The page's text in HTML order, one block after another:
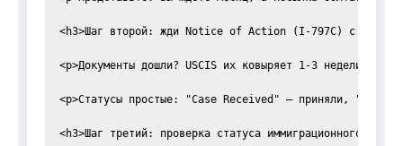
<h3>Шаг второй: жди Notice of Action (I-797C) с receipt
<p>Документы дошли? USCIS их ковыряет 1-3 недели —
<p>Статусы простые: "Case Received" — приняли,
<h3>Шаг третий: проверка статуса иммиграционного